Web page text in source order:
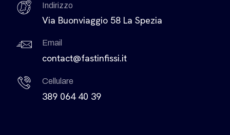
Indirizzo
Via Buonviaggio 58 La Spezia
Email
contact@fastinfissi.it
Cellulare
389 064 40 39